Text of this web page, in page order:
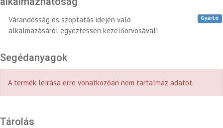
Várandósság és szoptatás idején való
alkalmazásáról egyeztessen kezelőorvosával!
Gyártó
Segédanyagok
A termék leírása erre vonatkozóan nem tartalmaz adatot.
Tárolás